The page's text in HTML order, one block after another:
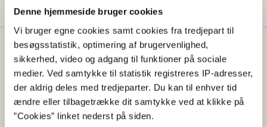
Denne hjemmeside bruger cookies
Vi bruger egne cookies samt cookies fra tredjepart til
besøgsstatistik, optimering af brugervenlighed,
sikkerhed, video og adgang til funktioner på sociale
medier. Ved samtykke til statistik registreres IP-adresser,
der aldrig deles med tredjeparter. Du kan til enhver tid
ændre eller tilbagetrække dit samtykke ved at klikke på
”Cookies” linket nederst på siden.
Fødevarestyrelsen
Fødevarestyrelsen er en styrelse under
Erhvervsministeriet. Styrelsen arbejder med hele
fødevarekæden fra jord til bord med fokus på
dyresundhed og sikker, sund mad. Vi står bag De